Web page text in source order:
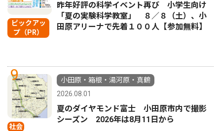
ピックアッ
プ（PR）
昨年好評の科学イベント再び 小学生向け
「夏の実験科学教室」 ８／８（土）、小
田原アリーナで先着１００人【参加無料】
9
社会
小田原・箱根・湯河原・真鶴
2026.08.01
夏のダイヤモンド富士 小田原市内で撮影
シーズン 2026年は8月11日から